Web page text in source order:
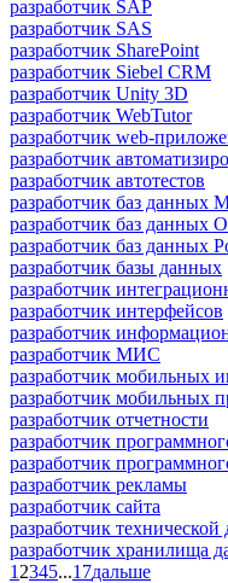
разработчик SAP
разработчик SAS
разработчик SharePoint
разработчик Siebel CRM
разработчик Unity 3D
разработчик WebTutor
разработчик web-
разработчик
разработчик автотестов
разработчик баз данных
разработчик баз данных
разработчик баз данных
разработчик базы данных
разработчик
разработчик интерфейсов
разработчик
разработчик МИС
разработчик мобильных
разработчик мобильных
разработчик отчетности
разработчик
разработчик
разработчик рекламы
разработчик сайта
разработчик
разработчик хранилища
1 2345...17дальше